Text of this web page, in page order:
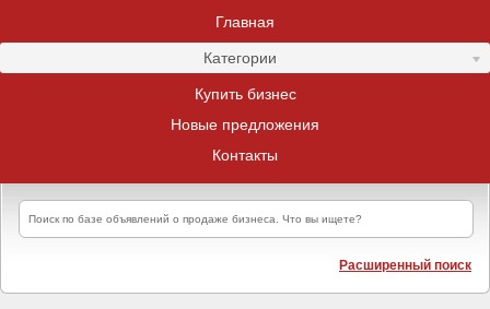
Главная
Категории
Купить бизнес
Новые предложения
Контакты
Расширенный поиск